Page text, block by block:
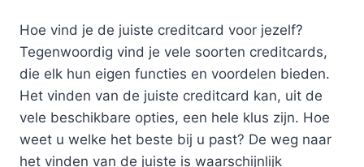
Hoe vind je de juiste creditcard voor jezelf?
Tegenwoordig vind je vele soorten creditcards,
die elk hun eigen functies en voordelen bieden.
Het vinden van de juiste creditcard kan, uit de
vele beschikbare opties, een hele klus zijn. Hoe
weet u welke het beste bij u past? De weg naar
het vinden van de juiste is waarschijnlijk